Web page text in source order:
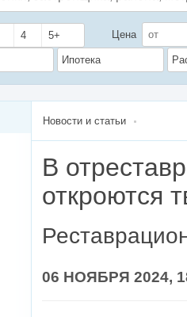
4 5+ Цена
Ипотека
Новости и статьи
В
откроются
06 НОЯБРЯ 2024,